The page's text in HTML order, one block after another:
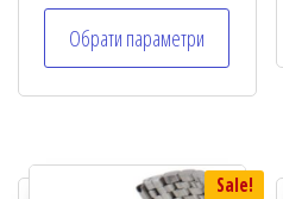
d
0
o
u
5
Обрати параметри
Sale!